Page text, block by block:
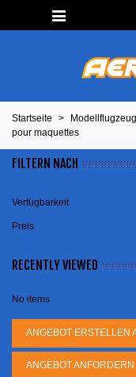
Startseite >
pour maquettes
FILTERN NACH
Verfügbarkeit
Preis
RECENTLY VIEWED
No items
ANGEBOT ERSTELLEN
ANGEBOT ANFORDERN